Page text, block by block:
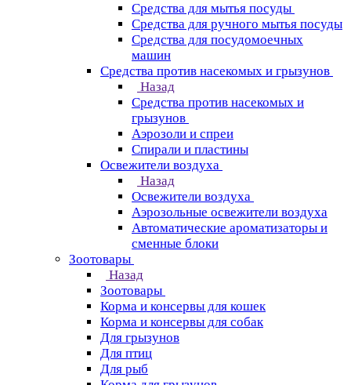
Средства для мытья посуды
Средства для ручного мытья посуды
Средства для посудомоечных
машин
Средства против насекомых и грызунов
Назад
Средства против насекомых и
грызунов
Аэрозоли и спреи
Спирали и пластины
Освежители воздуха
Назад
Освежители воздуха
Аэрозольные освежители воздуха
Автоматические ароматизаторы и
сменные блоки
Зоотовары
Назад
Зоотовары
Корма и консервы для кошек
Корма и консервы для собак
Для грызунов
Для птиц
Для рыб